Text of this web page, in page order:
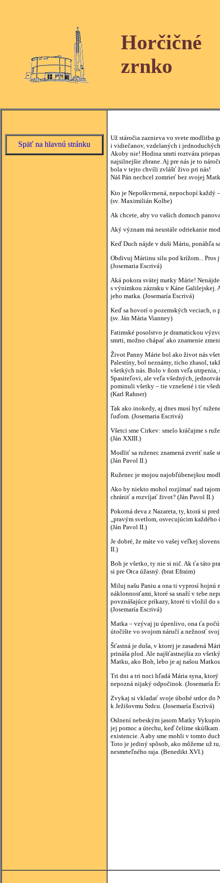
Horčičné
zrnko
Späť na hlavnú stránku
Už stáročia zaznieva vo svete modlitba
i vidiečanov, vzdelaných i
Akoby nie! Hodina smrti roztvára
najsilnejšie zbrane. Aj pre nás je to
bola v tejto chvíli zvlášť živo pri nás!
Náš Pán nechcel zomrieť bez svojej
Kto je Nepoškvrnená, nepochopí
(sv. Maximilián Kolbe)
Ak chcete, aby vo vašich domoch
Aký význam má neustále odriekanie
Keď Duch nájde v duši Máriu, ponáhľa
Obdivuj Máriinu silu pod krížom... Pros
(Josemaria Escrivá)
Aká pokora svätej matky Márie!
s výnimkou zázraku v Káne Galilejskej.
jeho matka. (Josemaría Escrivá)
Keď sa hovorí o pozemských veciach, o
(sv. Ján Mária Vianney)
Fatimské posolstvo je dramatickou
smrti, možno chápať ako znamenie
Život Panny Márie bol ako život nás
Palestíny, bol neznámy, ticho zhasol,
všetkých nás. Bolo v ňom veľa
Spasiteľovi, ale veľa všedných,
pominuli všetky – tie vznešené i tie
(Karl Rahner)
Tak ako inokedy, aj dnes musí byť
ľuďom. (Josemaria Escrivá)
Všetci sme Cirkev: smelo kráčajme s
(Ján XXIII.)
Modliť sa ruženec znamená zveriť naše
(Ján Pavol II.)
Ruženec je mojou najobľúbenejšou
Ako by niekto mohol rozjímať nad
chrániť a rozvíjať život? (Ján Pavol
Pokorná deva z Nazareta, ty, ktorá si
„pravým svetlom, osvecujúcim každého
(Ján Pavol II.)
Je dobré, že máte vo vašej veľkej
II.)
Boh je všetko, ty nie si nič. Ak ťa táto
si pre Otca úžasný. (brat Efraim)
Miluj našu Paniu a ona ti vyprosí hojnú
náklonnosťami, ktoré sa snaží v tebe
povznášajúce príkazy, ktoré ti vložil do
(Josemaría Escrivá)
Matka – vzývaj ju úpenlivo, ona ťa
útočište vo svojom náručí a nežnosť
Šťastná je duša, v ktorej je zasadená
prináša plod. Ale najšťastnejšia zo
Matku, ako Boh, lebo je aj našou
Tri dni a tri noci hľadá Mária syna, ktorý
nepozná nijaký odpočinok. (Josemaría
Zvykaj si vkladať svoje úbohé srdce do
k Ježišovmu Srdcu. (Josemaría Escrivá)
Oslnení nebeským jasom Matky
jej pomoc a útechu, keď čelíme
existencie. A aby sme mohli v tomto
Toto je jediný spôsob, ako môžeme už
nesmrteľného raja. (Benedikt XVI.)